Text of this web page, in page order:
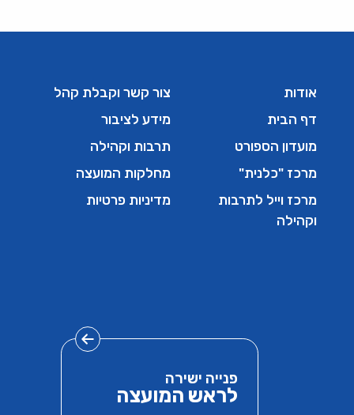
אודות
דף הבית
מועדון הספורט
מרכז "כלנית"
מרכז וייל לתרבות
וקהילה
צור קשר וקבלת קהל
מידע לציבור
תרבות וקהילה
מחלקות המועצה
מדיניות פרטיות
פנייה ישירה
לראש המועצה